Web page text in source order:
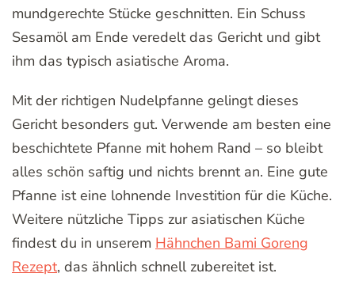
mundgerechte Stücke geschnitten. Ein Schuss
Sesamöl am Ende veredelt das Gericht und gibt
ihm das typisch asiatische Aroma.
Mit der richtigen Nudelpfanne gelingt dieses
Gericht besonders gut. Verwende am besten eine
beschichtete Pfanne mit hohem Rand – so bleibt
alles schön saftig und nichts brennt an. Eine gute
Pfanne ist eine lohnende Investition für die Küche.
Weitere nützliche Tipps zur asiatischen Küche
findest du in unserem Hähnchen Bami Goreng
Rezept, das ähnlich schnell zubereitet ist.